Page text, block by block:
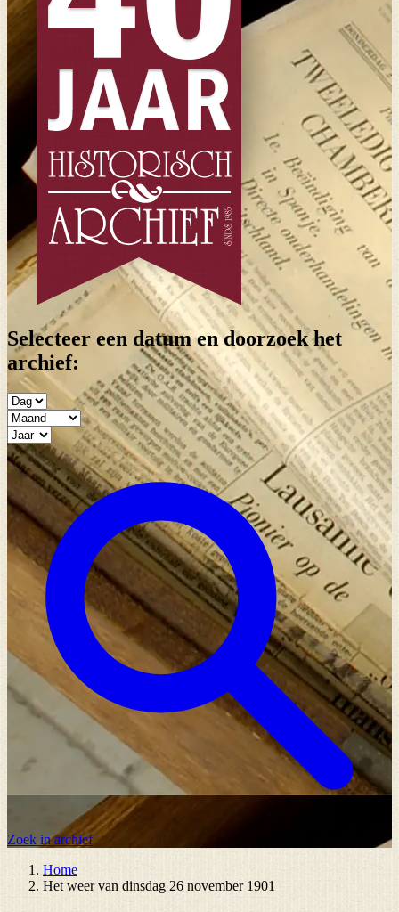
Selecteer een datum en doorzoek het
archief:
Zoek in archief
Home
Het weer van dinsdag 26 november 1901